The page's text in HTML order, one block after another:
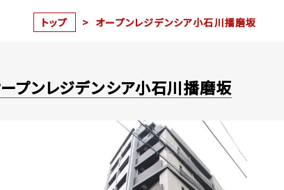
トップ > オープンレジデンシア小石川播磨坂
プンレジデンシア小石川播磨坂